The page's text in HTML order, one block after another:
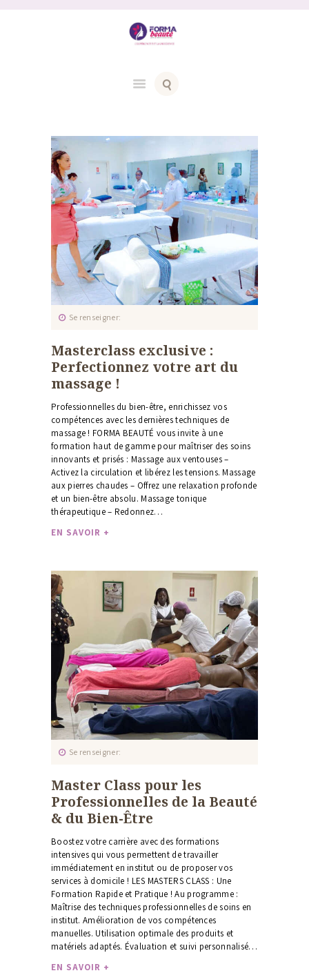
ACCUEIL
FORMATIONS
NOS MASTERCLASS
PAYER UNE
FORMATION
CONTACT
Se renseigner
Masterclass exclusive :
Perfectionnez votre art du
massage !
Professionnelles du bien-être, enrichissez vos
compétences avec les dernières techniques de
massage ! FORMA BEAUTÉ vous invite à une
formation haut de gamme pour maîtriser des soins
innovants et prisés : Massage aux ventouses –
Activez la circulation et libérez les tensions. Massage
aux pierres chaudes – Offrez une relaxation profonde
et un bien-être absolu. Massage tonique
thérapeutique – Redonnez…
EN SAVOIR +
Se renseigner
Master Class pour les
Professionnelles de la Beauté
& du Bien-Être
Boostez votre carrière avec des formations
intensives qui vous permettent de travailler
immédiatement en institut ou de proposer vos
services à domicile ! LES MASTERS CLASS : Une
Formation Rapide et Pratique ! Au programme :
Maîtrise des techniques professionnelles de soins en
institut. Amélioration de vos compétences
manuelles. Utilisation optimale des produits et
matériels adaptés. Évaluation et suivi personnalisé…
EN SAVOIR +